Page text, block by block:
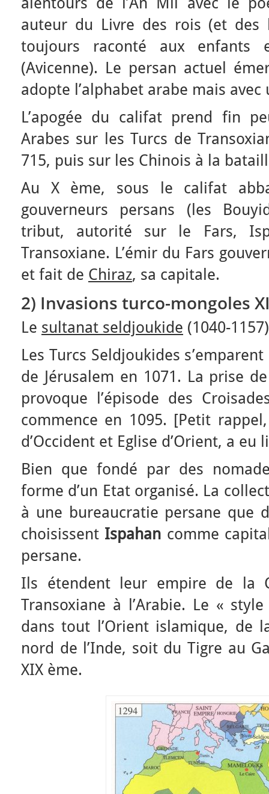
auteur du Livre des rois (et des
toujours raconté aux
(Avicenne). Le persan actuel
adopte l’alphabet arabe mais
L’apogée du califat prend fin
Arabes sur les Turcs de
715, puis sur les Chinois à la
Au X ème, sous le califat
gouverneurs persans (les
tribut, autorité sur le Fars,
Transoxiane. L’émir du Fars
et fait de Chiraz, sa capitale.
2) Invasions turco-mongoles
Le sultanat seldjoukide (1040-
Les Turcs Seldjoukides
de Jérusalem en 1071. La prise
provoque l’épisode des
commence en 1095. [Petit
d’Occident et Eglise d’Orient, a eu
Bien que fondé par des
forme d’un Etat organisé. La
à une bureaucratie persane que
choisissent Ispahan comme
persane.
Ils étendent leur empire de la
Transoxiane à l’Arabie. Le «
dans tout l’Orient islamique, de
nord de l’Inde, soit du Tigre au
XIX ème.